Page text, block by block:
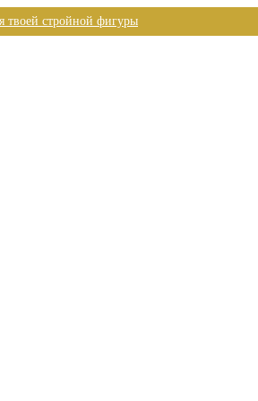
твоей стройной фигуры